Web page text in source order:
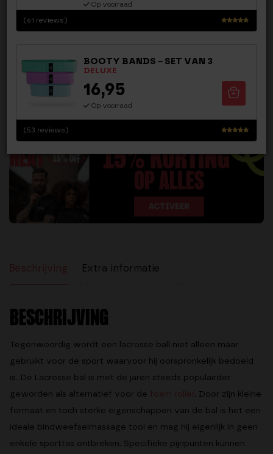
Waarderi
(61 reviews)
Op voorraad
BOOTY BANDS – SET VAN 3
DELUXE
Waarderi
uit 5
(53 reviews)
16,95
Op voorraad
4,95
GRATIS VERZENDING > €40,-
KIES EEN CADEAU BIJ BESTELLINGEN > € 30,-
ZO T/M VR VOOR 21.30 BESTELD, MORGEN IN HUIS
Beschrijving
Extra informatie
BESCHRIJVING
Tegenwoordig wordt een lacrosse ball niet alleen maar
gebruikt voor de sport waarvoor hij oorspronkelijk bedoeld
is. De Lacrosse bal is met de jaren steeds populairder
geworden als alternatief voor de foam roller. Door zijn kleine
formaat en toch sterke eigenschappen van de bal is het een
ideale bindweefselmassage tool en mag hij eigenlijk in geen
enkele sporttas ontbreken. Specifieke pijnpunten kunnen